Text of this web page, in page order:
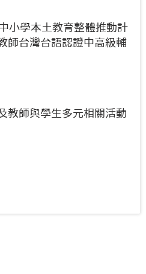
小學本土教育整體推動計
師台灣台語認證中高級輔
教師與學生多元相關活動